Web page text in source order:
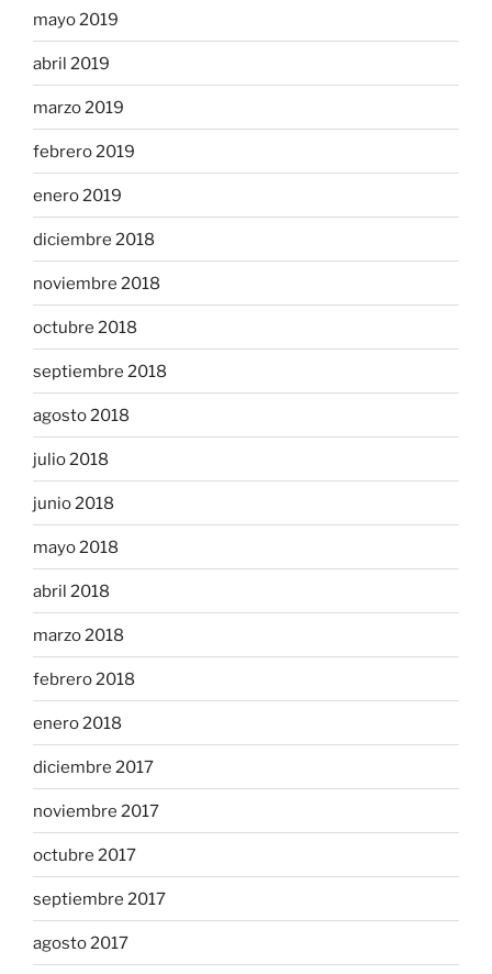
mayo 2019
abril 2019
marzo 2019
febrero 2019
enero 2019
diciembre 2018
noviembre 2018
octubre 2018
septiembre 2018
agosto 2018
julio 2018
junio 2018
mayo 2018
abril 2018
marzo 2018
febrero 2018
enero 2018
diciembre 2017
noviembre 2017
octubre 2017
septiembre 2017
agosto 2017